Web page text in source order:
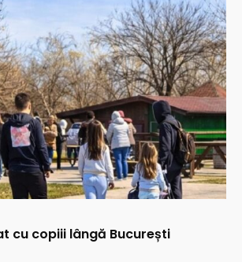
cu copiii lângă București